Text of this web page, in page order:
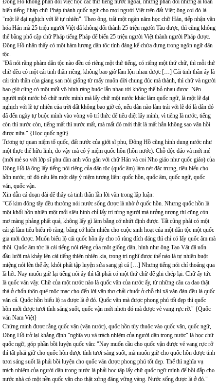
Đông Hồ không phản đối việc học các thứ tiếng nước ngoài, nhưng phản đối những ai toan
biến tiếng Pháp chữ Pháp thành quốc ngữ cho mọi người Việt trên đất Việt; ông coi đó là
"một lẽ đại nghịch với lẽ tự nhiên". Theo ông, trải một ngàn năm học chữ Hán, tiếp nhận văn
hóa Hán mà 25 triệu người Việt đã không đổi thành 25 triệu người Tàu được, thì cũng không
thể bằng phổ cập chữ Pháp tiếng Pháp để biến 25 triệu người Việt thành người Pháp được.
Đông Hồ nhận thấy có một hàm lượng dân tộc tính đáng kể chứa đựng trong ngôn ngữ dân
tộc.
"Đã nói rằng phàm dân tộc nào đều có riêng một thứ tiếng, có riêng một thứ chữ, thì mỗi thứ
chữ đều có một cái tinh thần riêng, không bao giờ lầm lộn nhau được […] Cái tinh thần ấy là
cái tinh thần của giang san nòi giống từ mấy muôn đời chung đúc mà thành, thì chữ và người
bao giờ cũng có một mối vô hình ràng buộc lẫn nhau tới không thể bỏ nhau được. Nên
người một nước bỏ chữ nước mình mà lấy chữ một nước khác làm quốc ngữ, là một lẽ đại
nghịch với lẽ tự nhiên của trời đất không bao giờ có, nếu dân nào làm trái với lẽ đó là dân đó
đã đến ngày tự buộc mình vào vòng vô trí thức để tiêu diệt lấy mình, vì tiếng là nước, tiếng
còn thì nước còn, tiếng mất thì nước mất, mà mất đó mới thật là mất hẳn không sao vãn hồi
được nữa." {Học quốc ngữ}
Tương tự quan niệm tổ quốc, đất nước của giới sĩ phu, Đông Hồ cũng hình dung nước như
một thực thể hữu linh, do vậy mà có ý niệm quốc hồn (hồn nước). Chỗ độc đáo và mới mẻ
(mới mẻ so với lớp sĩ phu đàn anh vốn gắn với chữ Hán và coi Nho giáo như quốc giáo) của
Đông Hồ là ông lấy tiếng nói riêng của dân tộc (quốc âm) làm nét đặc trưng, tiêu biểu cho
hồn nước, từ đó nêu lên một dãy ý niệm tương liên: quốc hồn, quốc âm, quốc ngữ, quốc
văn, quốc vận.
Xin dẫn cả đoạn dài để thấy cả tinh thần lẫn lời văn trong lập luận:
"Cổ kim đông tây đều thường nói nước sống được là nhờ ở quốc hồn. Nhưng quốc hồn là
một khối hồn nhiên một mối siêu hình chỉ lấy trí từng người mà tưởng tượng thì cũng còn
mơ màng phảng phất quá, không lấy gì làm bằng cớ nhứt định được. Tất cũng phải có một
cái gì làm tiêu biểu rõ ràng, bằng cớ hiển nhiên cho cuộc sinh hoạt của một dân tộc một quốc
gia mới được. Muốn biểu lộ cái quốc hồn ấy cho rõ ràng đích đáng thì chỉ có lấy quốc âm mà
thôi. Quốc âm tức là cái tiếng nói riêng của một giống dân, hình như ông Tạo Vật đã uốn
đầu lưỡi mà khảy lên cái tiếng thiên nhiên kia, trong trí nghĩ được thế nào là tự nhiên buột
miệng nói lên thế ấy, khỏi phải tập luyện sửa sang gì cả […] Nhưng tiếng nói chỉ thoảng qua
là hết. Nay muốn giữ lại tiếng nói ấy thì tất phải có một thứ chữ để ghi chép lại. Chữ ấy tức
là quốc văn vậy. Chữ của một nước nào là quốc văn của nước ấy, từ những câu ca dao thật
thà ở chốn thôn quê mộc mạc cho đến lời văn thơ chải chuốt ở chỗ thi xã văn đàn đều là quốc
văn cả. Quốc hồn biểu lộ ra được là ở đó. Quốc văn mà được phong phú tốt đẹp thì quốc
hồn mới được tươi tỉnh sáng suốt, quốc vận mới nhơn đó mà được vẻ vang rực rỡ." {Quốc
văn Nam Việt}
Chứng minh được rằng quốc vận (vận nước), quốc hồn tùy thuộc vào quốc văn, quốc ngữ,
Đông Hồ trở lại khẳng định "nghĩa vụ và trách nhiệm của người dân trong nước" là học chữ
quốc ngữ, góp phần bồi luyện quốc văn: "Nay muốn cầu cho quốc vận được vẻ vang rực rỡ
thì tất phải giữ cho quốc hồn được tỉnh tươi sáng suốt, mà muốn giữ cho quốc hồn được tỉnh
tươi sáng suốt là phải bồi luyện cho quốc văn được phong phú tốt đẹp. Thế thì nghĩa vụ
trách nhiệm của người dân trong nước là phải học tập lấy chữ quốc ngữ mình để bồi đắp cho
nước nhà có một nền quốc văn cho thật xứng đáng vững vàng. Nước sống được là ở đó."